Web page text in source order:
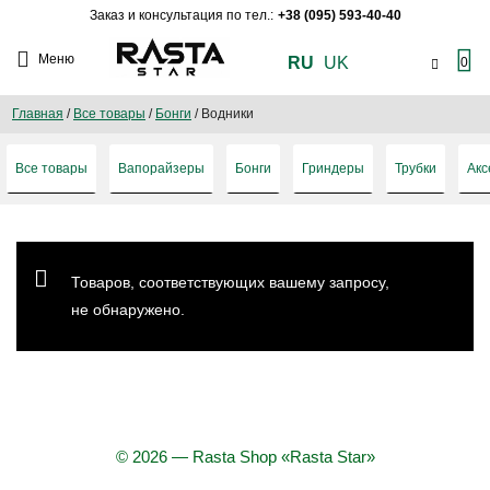
Заказ и консультация по тел.: +38 (095) 593-40-40
Меню RU UK 0
Главная / Все товары / Бонги / Водники
Все товары Вапорайзеры Бонги Гриндеры Трубки
Товаров, соответствующих вашему запросу,
не обнаружено.
© 2026 — Rasta Shop «Rasta Star»